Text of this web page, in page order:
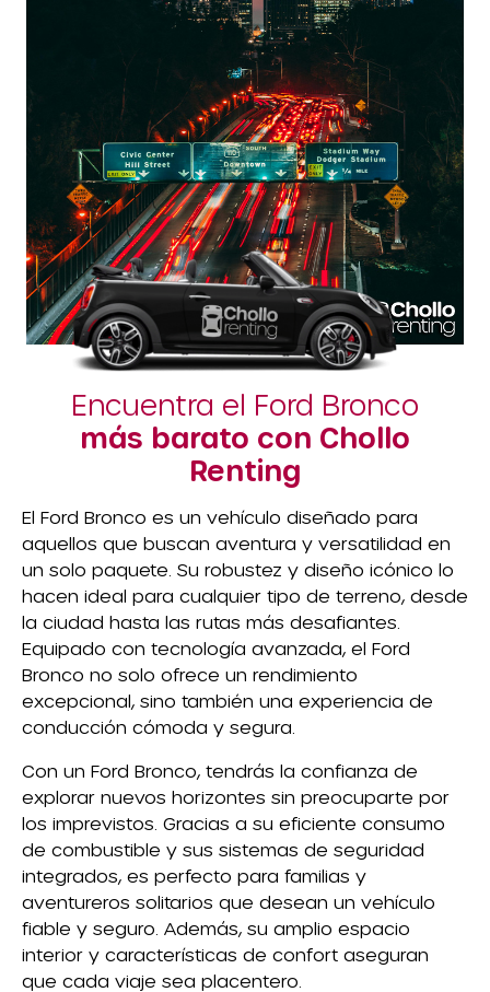
Encuentra el Ford Bronco
más barato con Chollo
Renting
El Ford Bronco es un vehículo diseñado para
aquellos que buscan aventura y versatilidad en
un solo paquete. Su robustez y diseño icónico lo
hacen ideal para cualquier tipo de terreno, desde
la ciudad hasta las rutas más desafiantes.
Equipado con tecnología avanzada, el Ford
Bronco no solo ofrece un rendimiento
excepcional, sino también una experiencia de
conducción cómoda y segura.
Con un Ford Bronco, tendrás la confianza de
explorar nuevos horizontes sin preocuparte por
los imprevistos. Gracias a su eficiente consumo
de combustible y sus sistemas de seguridad
integrados, es perfecto para familias y
aventureros solitarios que desean un vehículo
fiable y seguro. Además, su amplio espacio
interior y características de confort aseguran
que cada viaje sea placentero.